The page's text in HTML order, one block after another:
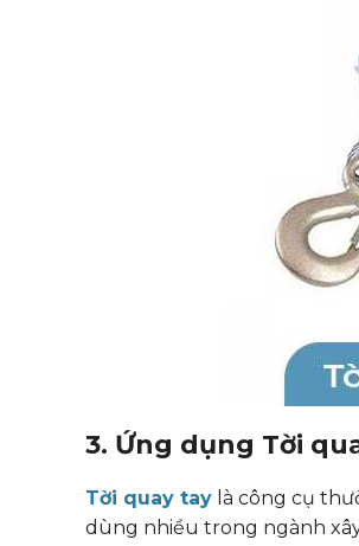
3. Ứng dụng Tời
Tời quay tay là công cụ
dùng nhiều trong ngành